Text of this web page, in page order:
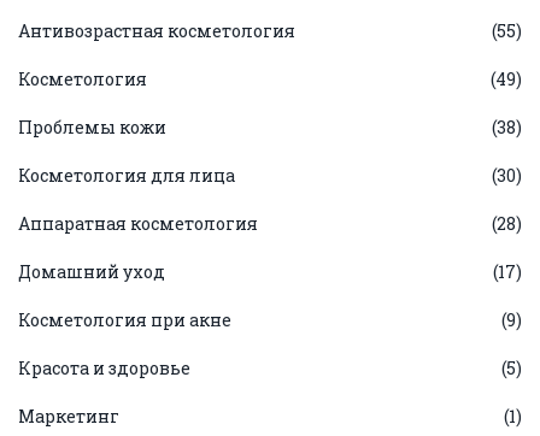
Антивозрастная косметология (55)
Косметология (49)
Проблемы кожи (38)
Косметология для лица (30)
Аппаратная косметология (28)
Домашний уход (17)
Косметология при акне (9)
Красота и здоровье (5)
Маркетинг (1)